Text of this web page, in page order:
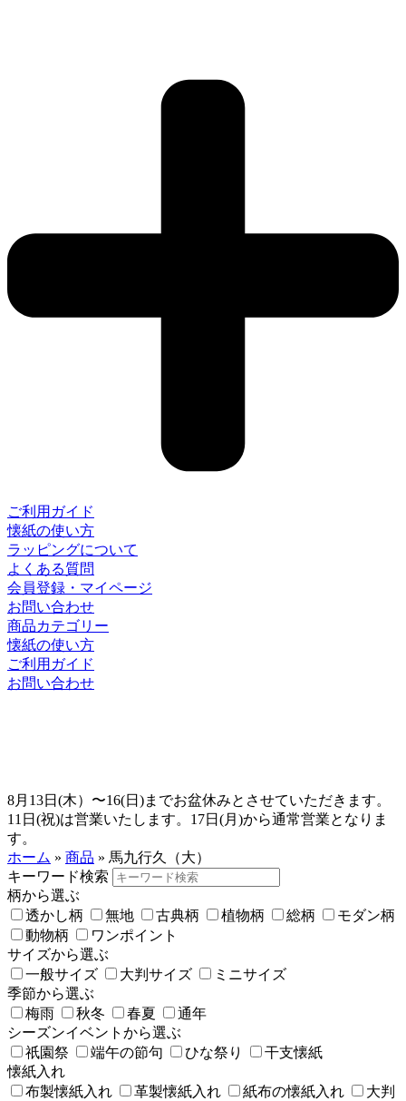
ご利用ガイド
懐紙の使い方
ラッピングについて
よくある質問
会員登録・マイページ
お問い合わせ
商品カテゴリー
懐紙の使い方
ご利用ガイド
お問い合わせ
8月13日(木）〜16(日)までお盆休みとさせていただきます。
11日(祝)は営業いたします。17日(月)から通常営業となりま
す。
ホーム » 商品 » 馬九行久（大）
キーワード検索
柄から選ぶ
透かし柄
無地 古典柄 植物柄 総柄
モダン柄
動物柄
ワンポイント
サイズから選ぶ
一般サイズ
大判サイズ
ミニサイズ
季節から選ぶ
梅雨
秋冬 春夏
通年
シーズンイベントから選ぶ
祇園祭
端午の節句 ひな祭り
干支懐紙
懐紙入れ
布製懐紙入れ
革製懐紙入れ 紙布の懐紙入れ
大判